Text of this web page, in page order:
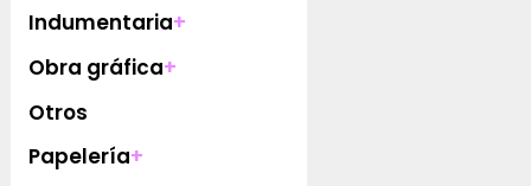
Indumentaria+
Obra gráfica+
Otros
Papelería+